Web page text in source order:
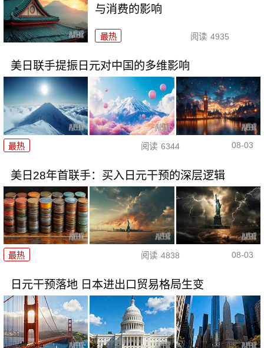
与消费的影响
最热 阅读 4935
美日联手提振日元对中国的多维影响
最热 阅读 6344 08-03
美日28年首联手：买入日元干预的深层逻辑
最热 阅读 4838 08-03
日元干预落地 日本进出口贸易格局生变